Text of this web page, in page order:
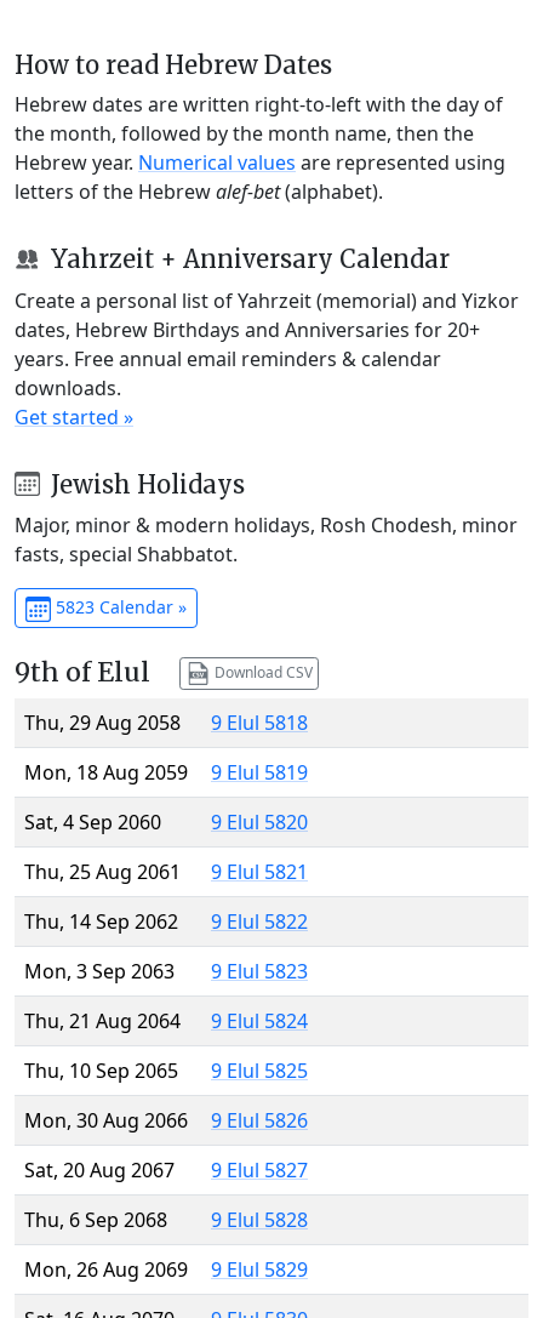
How to read Hebrew Dates
Hebrew dates are written right-to-left with the day of
the month, followed by the month name, then the
Hebrew year. Numerical values are represented using
letters of the Hebrewalef-bet(alphabet).
Yahrzeit + Anniversary Calendar
Create a personal list of Yahrzeit (memorial) and Yizkor
dates, Hebrew Birthdays and Anniversaries for 20+
years. Free annual email reminders & calendar
downloads.
Get started »
Jewish Holidays
Major, minor & modern holidays, Rosh Chodesh, minor
fasts, special Shabbatot.
5823 Calendar »
9th of Elul Download CSV
Thu, 29 Aug 2058
9 Elul 5818
Mon, 18 Aug 2059
9 Elul 5819
Sat, 4 Sep 2060
9 Elul 5820
Thu, 25 Aug 2061
9 Elul 5821
Thu, 14 Sep 2062
9 Elul 5822
Mon, 3 Sep 2063
9 Elul 5823
Thu, 21 Aug 2064
9 Elul 5824
Thu, 10 Sep 2065
9 Elul 5825
Mon, 30 Aug 2066
9 Elul 5826
Sat, 20 Aug 2067
9 Elul 5827
Thu, 6 Sep 2068
9 Elul 5828
Mon, 26 Aug 2069
9 Elul 5829